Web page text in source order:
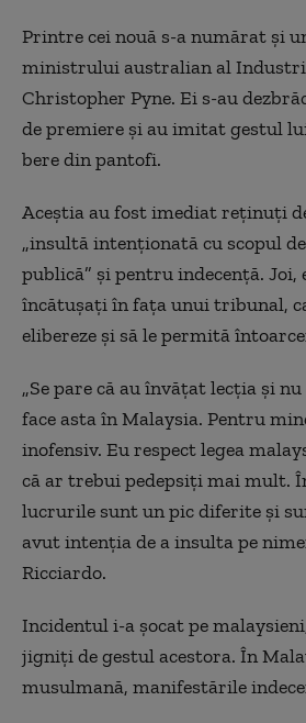
Printre cei nouă s-a numărat şi
ministrului australian al
Christopher Pyne. Ei s-au
de premiere şi au imitat gestul
bere din pantofi.
Aceştia au fost imediat reţinuţi
„insultă intenţionată cu scopul
publică” şi pentru indecenţă.
încătuşaţi în faţa unui tribunal,
elibereze şi să le permită
„Se pare că au învăţat lecţia şi
face asta în Malaysia. Pentru
inofensiv. Eu respect legea
că ar trebui pedepsiţi mai mult.
lucrurile sunt un pic diferite şi
avut intenţia de a insulta pe
Ricciardo.
Incidentul i-a şocat pe
jigniţi de gestul acestora. În
musulmană, manifestările